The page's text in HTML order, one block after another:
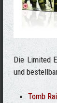
Die Limited
und
Tomb